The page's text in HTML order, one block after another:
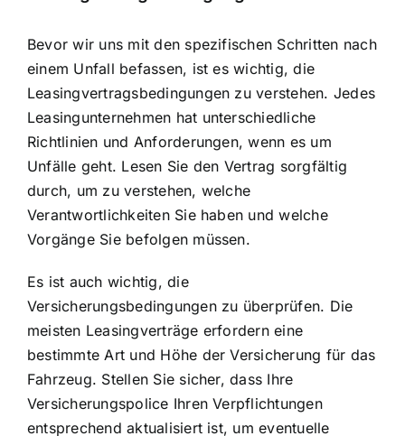
Bevor wir uns mit den spezifischen Schritten nach
einem Unfall befassen, ist es wichtig, die
Leasingvertragsbedingungen zu verstehen. Jedes
Leasingunternehmen hat unterschiedliche
Richtlinien und Anforderungen, wenn es um
Unfälle geht. Lesen Sie den Vertrag sorgfältig
durch, um zu verstehen, welche
Verantwortlichkeiten Sie haben und welche
Vorgänge Sie befolgen müssen.
Es ist auch wichtig, die
Versicherungsbedingungen zu überprüfen. Die
meisten Leasingverträge erfordern eine
bestimmte Art und Höhe der Versicherung für das
Fahrzeug. Stellen Sie sicher, dass Ihre
Versicherungspolice Ihren Verpflichtungen
entsprechend aktualisiert ist, um eventuelle